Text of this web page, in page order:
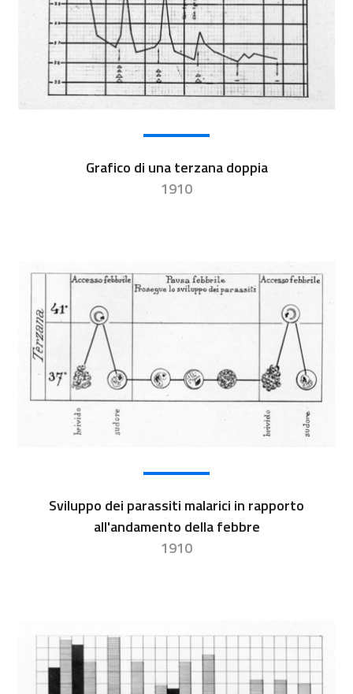
Grafico di una terzana doppia
1910
Sviluppo dei parassiti malarici in rapporto
all'andamento della febbre
1910